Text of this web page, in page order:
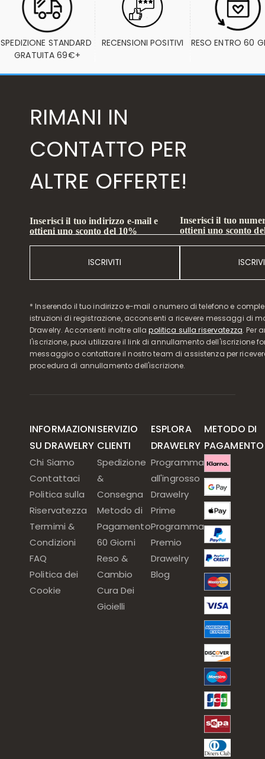
SPEDIZIONE STANDARD
GRATUITA 69€+
RECENSIONI POSITIVI RESO ENTRO 60
RIMANI IN
CONTATTO PER
ALTRE OFFERTE!
Inserisci il tuo indirizzo e-mail e
ottieni uno sconto del 10%
ISCRIVITI
Inserisci il tuo
ottieni uno sconto
* Inserendo il tuo indirizzo e-mail o numero di telefono e
istruzioni di registrazione, acconsenti a ricevere messaggi di
Drawelry. Acconsenti inoltre allapolitica sulla riservatezza. Per
l'iscrizione, puoi utilizzare il link di annullamento dell'iscrizione
messaggio o contattare il nostro team di assistenza per
procedura di annullamento dell'iscrizione.
INFORMAZIONI
SU DRAWELRY
Chi Siamo
Contattaci
Politica sulla
Riservatezza
Termimi &
Condizioni
FAQ
Politica dei
Cookie
SERVIZIO
CLIENTI
Spedizione
&
Consegna
Metodo di
Pagamento
60 Giorni
Reso &
Cambio
Cura Dei
Gioielli
ESPLORA
DRAWELRY
Programma
all'ingrosso
Drawelry
Prime
Programma
Premio
Drawelry
Blog
METODO DI
PAGAMENTO